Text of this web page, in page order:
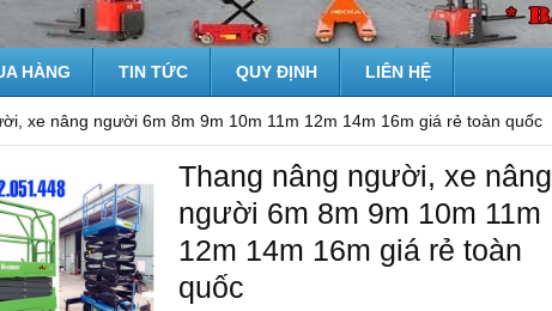
HÀNG TIN TỨC QUY ĐỊNH LIÊN HỆ
xe nâng người 6m 8m 9m 10m 11m 12m 14m 16m giá rẻ toàn quốc
Thang nâng người, xe nâng
người 6m 8m 9m 10m 11m
12m 14m 16m giá rẻ toàn
quốc